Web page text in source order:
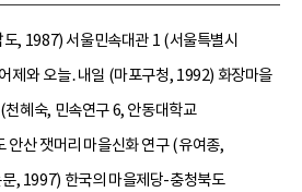
, 1987) 서울민속대관 1 (서울특별시
제와 오늘․내일 (마포구청, 1992) 화장마을
천혜숙, 민속연구 6, 안동대학교
안산 잿머리 마을신화 연구 (유여종,
, 1997) 한국의 마을제당-충청북도